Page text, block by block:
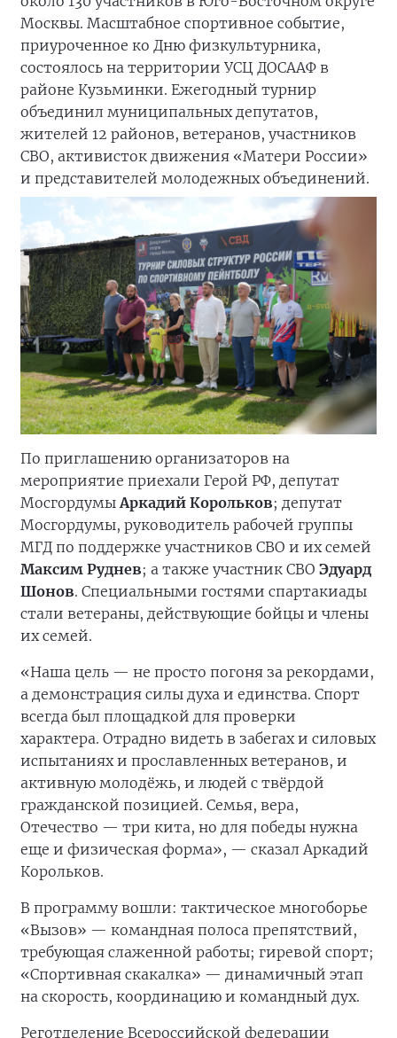
Москвы. Масштабное спортивное событие,
приуроченное ко Дню физкультурника,
состоялось на территории УСЦ ДОСААФ в
районе Кузьминки. Ежегодный турнир
объединил муниципальных депутатов,
жителей 12 районов, ветеранов, участников
СВО, активисток движения «Матери России»
и представителей молодежных объединений.
По приглашению организаторов на
мероприятие приехали Герой РФ, депутат
МосгордумыАркадий Корольков; депутат
Мосгордумы, руководитель рабочей группы
МГД по поддержке участников СВО и их семей
Максим Руднев; а также участник СВО Эдуард
Шонов. Специальными гостями спартакиады
стали ветераны, действующие бойцы и члены
их семей.
«Наша цель — не просто погоня за рекордами,
а демонстрация силы духа и единства. Спорт
всегда был площадкой для проверки
характера. Отрадно видеть в забегах и силовых
испытаниях и прославленных ветеранов, и
активную молодёжь, и людей с твёрдой
гражданской позицией. Семья, вера,
Отечество — три кита, но для победы нужна
еще и физическая форма», — сказал Аркадий
Корольков.
В программу вошли: тактическое многоборье
«Вызов» — командная полоса препятствий,
требующая слаженной работы; гиревой спорт;
«Спортивная скакалка» — динамичный этап
на скорость, координацию и командный дух.
Реготделение Всероссийской федерации